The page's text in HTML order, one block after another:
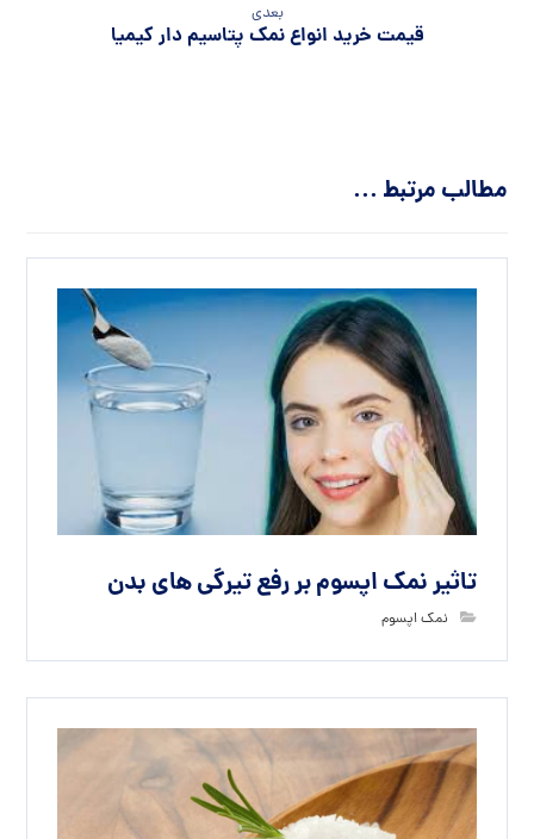
بعدی
قیمت خرید انواع نمک پتاسیم دار کیمیا
مطالب مرتبط ...
تاثیر نمک اپسوم بر رفع تیرگی های بدن
نمک اپسوم